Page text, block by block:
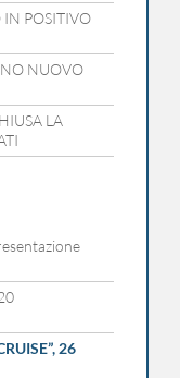
IN POSITIVO
NUOVO
LA
26